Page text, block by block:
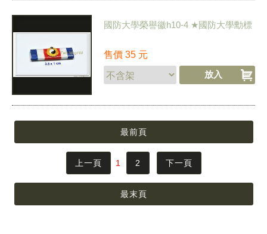
國防大學榮譽徽h10-4 ★國防大學勳標
售價35 元
最前頁
上一頁 1 2 下一頁
最末頁